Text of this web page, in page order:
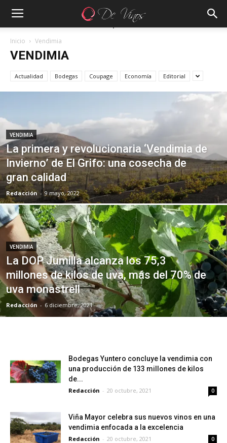
Inicio Vendimia
VENDIMIA
Actualidad Bodegas Coupage Economía Editorial
VENDIMIA
La primera y revolucionaria ‘Vendimia de
Invierno’ de El Grifo: una cosecha de
gran calidad
Redacción - 9 mayo, 2022
VENDIMIA
La DOP Jumilla alcanza los 75,3
millones de kilos de uva, más del 70% de
uva monastrell
Redacción - 6 diciembre, 2021
Bodegas Yuntero concluye la vendimia con
una producción de 133 millones de kilos
de...
Redacción - 20 octubre, 2021 0
Viña Mayor celebra sus nuevos vinos en una
vendimia enfocada a la excelencia
Redacción - 20 octubre, 2021 0